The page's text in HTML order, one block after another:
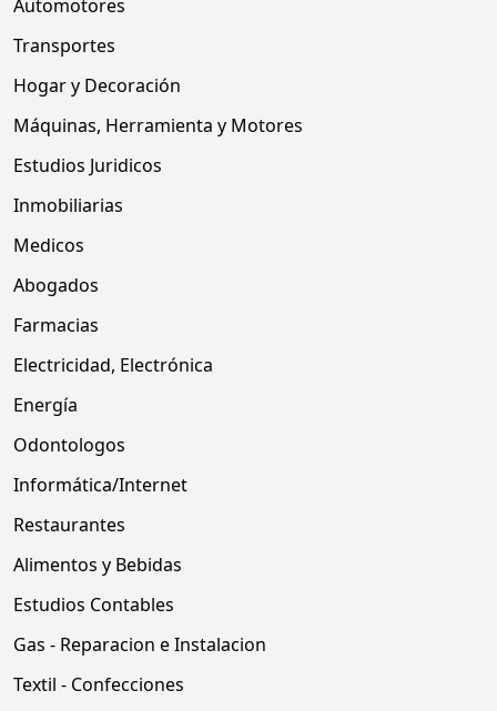
Automotores
Transportes
Hogar y Decoración
Máquinas, Herramienta y Motores
Estudios Juridicos
Inmobiliarias
Medicos
Abogados
Farmacias
Electricidad, Electrónica
Energía
Odontologos
Informática/Internet
Restaurantes
Alimentos y Bebidas
Estudios Contables
Gas - Reparacion e Instalacion
Textil - Confecciones